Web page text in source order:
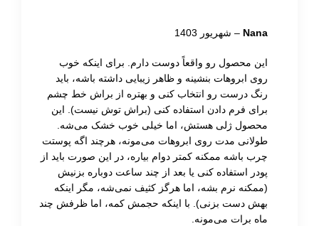
Nana
– شهریور 1403
این محصول رو واقعاً دوست دارم. برای اینکه خوب
روی ابروهات بنشینه و ظاهر زیبایی داشته باشه، باید
رنگ درست رو انتخاب کنی و بهتره از براش خط چشم
برای فرم دادن استفاده کنی (براش توش نیست). این
محصول ژلی هستش، اما خیلی خوب خشک می‌شه.
طولانی مدت روی ابروهات می‌مونه، هرچند اگه پوستت
چرب باشه ممکنه کمتر دوام بیاره، در این صورت باید از
پودر استفاده کنی یا بعد از چند ساعت دوباره بزنیش
(ممکنه نرم بشه، اما هرگز کثیف نمی‌شه، مگر اینکه
بهش دست بزنی). با اینکه حجمش کمه، اما ظرفش چند
ماه برات می‌مونه.